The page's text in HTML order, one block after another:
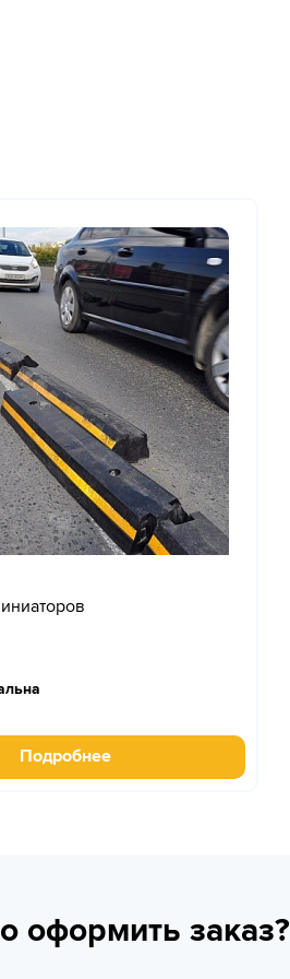
Подробнее
оформить заказ?